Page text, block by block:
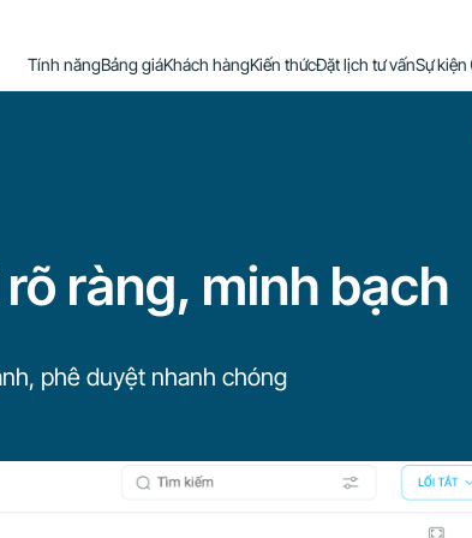
Tính năngBảng giáKhách hàngKiến thứcĐặt lịch tư vấnSự kiện
ràng, minh bạch
phê duyệt nhanh chóng